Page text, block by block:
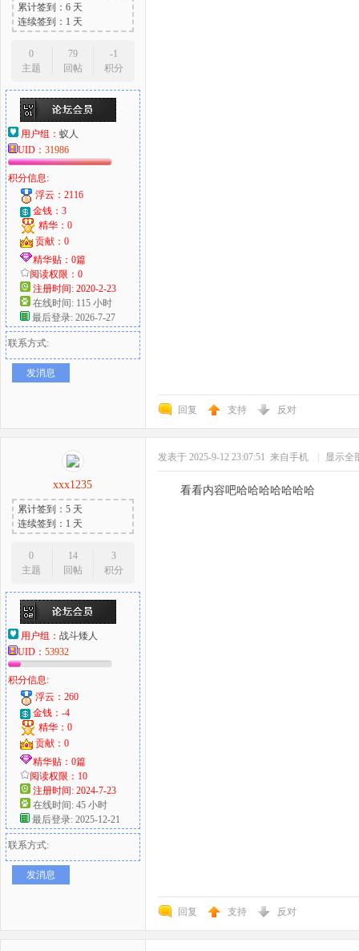
累计签到：6 天
连续签到：1 天
0
主题
79
回帖
-1
积分
用户组： 蚁人
UID： 31986
积分信息:
浮云：2116
金钱：3
精华：0
贡献：0
精华贴：0篇
阅读权限：0
注册时间: 2020-2-23
在线时间: 115 小时
最后登录: 2026-7-27
联系方式:
发消息
回复 支持 反对
xxx1235
累计签到：5 天
连续签到：1 天
0
主题
14
回帖
3
积分
用户组： 战斗矮人
UID： 53932
积分信息:
浮云：260
金钱：-4
精华：0
贡献：0
精华贴：0篇
阅读权限：10
注册时间: 2024-7-23
在线时间: 45 小时
最后登录: 2025-12-21
联系方式:
发消息
发表于 2025-9-12 23:07:51 来自手机 显示全
看看内容吧哈哈哈哈哈哈哈
回复 支持 反对